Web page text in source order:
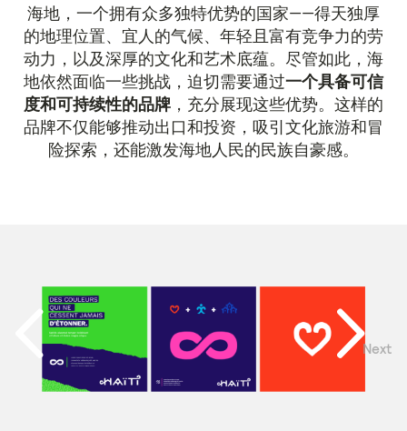
海地，一个拥有众多独特优势的国家——得天独厚
的地理位置、宜人的气候、年轻且富有竞争力的劳
动力，以及深厚的文化和艺术底蕴。尽管如此，海
地依然面临一些挑战，迫切需要通过一个具备可信
度和可持续性的品牌 ，充分展现这些优势。这样的
品牌不仅能够推动出口和投资，吸引文化旅游和冒
险探索，还能激发海地人民的民族自豪感。
Previous
Next